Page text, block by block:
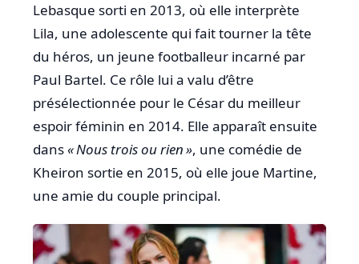
Lebasque sorti en 2013, où elle interprète
Lila, une adolescente qui fait tourner la tête
du héros, un jeune footballeur incarné par
Paul Bartel. Ce rôle lui a valu d’être
présélectionnée pour le César du meilleur
espoir féminin en 2014. Elle apparaît ensuite
dans« Nous trois ou rien », une comédie de
Kheiron sortie en 2015, où elle joue Martine,
une amie du couple principal.